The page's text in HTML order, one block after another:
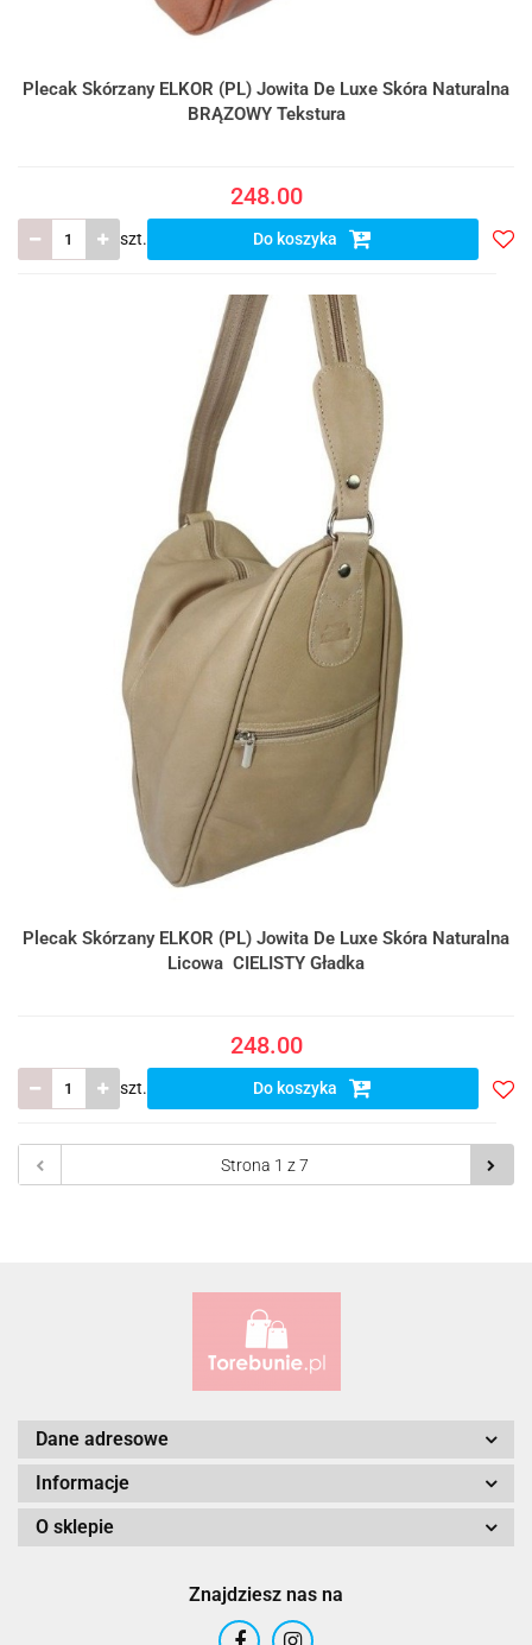
Plecak Skórzany ELKOR (PL) Jowita De Luxe Skóra Naturalna
BRĄZOWY Tekstura
248.00
szt. Do koszyka
Plecak Skórzany ELKOR (PL) Jowita De Luxe Skóra Naturalna
Licowa CIELISTY Gładka
248.00
szt. Do koszyka
Dane adresowe
Informacje
O sklepie
Znajdziesz nas na